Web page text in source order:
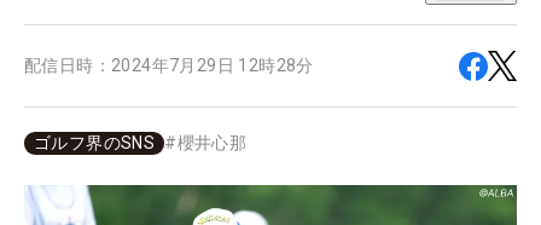
配信日時： 2024年7月29日 12時28分
ゴルフ界のSNS #櫻井心那